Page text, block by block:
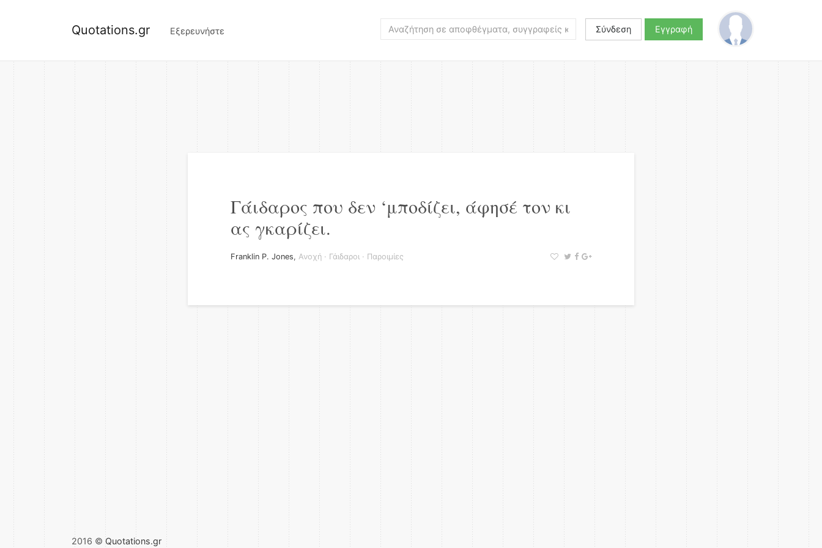
Quotations.gr Εξερευνήστε Σύνδεση Εγγραφή
Γάιδαρος που δεν ‘μποδίζει, άφησέ τον κι
ας γκαρίζει.
Franklin P. Jones, Ανοχή · Γάιδαροι · Παροιμίες
2016 © Quotations.gr